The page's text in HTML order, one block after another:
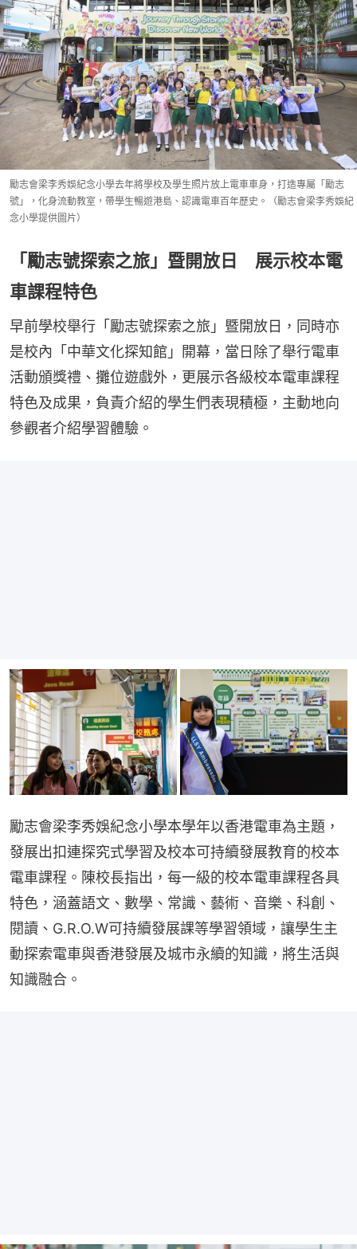
勵志會梁李秀娛紀念小學去年將學校及學生照片放上電車車身，打造專屬「勵志
號」，化身流動教室，帶學生暢遊港島、認識電車百年歷史。（勵志會梁李秀娛紀
念小學提供圖片）
「勵志號探索之旅」暨開放日 展示校本電
車課程特色
早前學校舉行「勵志號探索之旅」暨開放日，同時亦
是校內「中華文化探知館」開幕，當日除了舉行電車
活動頒獎禮、攤位遊戲外，更展示各級校本電車課程
特色及成果，負責介紹的學生們表現積極，主動地向
參觀者介紹學習體驗。
勵志會梁李秀娛紀念小學本學年以香港電車為主題，
發展出扣連探究式學習及校本可持續發展教育的校本
電車課程。陳校長指出，每一級的校本電車課程各具
特色，涵蓋語文、數學、常識、藝術、音樂、科創、
閱讀、G.R.O.W可持續發展課等學習領域，讓學生主
動探索電車與香港發展及城市永續的知識，將生活與
知識融合。